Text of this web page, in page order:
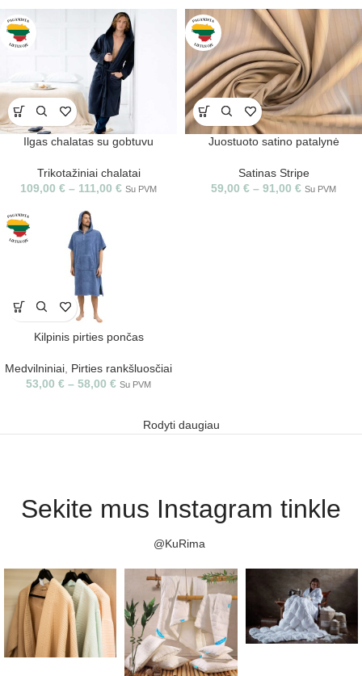
Ilgas chalatas su gobtuvu
Trikotažiniai chalatai
109,00 € – 111,00 € Su PVM
Juostuoto satino patalynė
Satinas Stripe
59,00 € – 91,00 € Su PVM
Kilpinis pirties pončas
Medvilniniai Pirties rankšluosčiai
53,00 € – 58,00 € Su PVM
Rodyti daugiau
Sekite mus Instagram tinkle
@KuRima